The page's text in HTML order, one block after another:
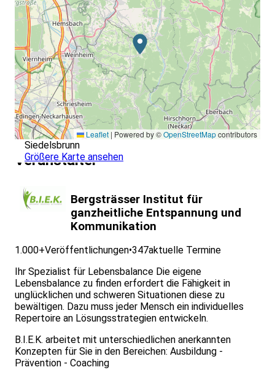
Voraussetzungen:
Körperliche Grundfitness ( keine erheblichen
Einschränkungen des Bewegungsapperats)
Lust darauf, an sich zu arbeiten und sich
weiterzuentwickeln
Offen für neue Erfahrungen
Gern mit unterschiedlichen Menschen Erfahrungen
austauschen
Leaflet | Powered by ©OpenStreetMapcontributors
Siedelsbrunn
Größere Karte ansehen
Veranstalter
Bergsträsser Institut für
ganzheitliche Entspannung und
Kommunikation
1.000+Veröffentlichungen•347aktuelle Termine
Ihr Spezialist für Lebensbalance Die eigene
Lebensbalance zu finden erfordert die Fähigkeit in
unglücklichen und schweren Situationen diese zu
bewältigen. Dazu muss jeder Mensch ein individuelles
Repertoire an Lösungsstrategien entwickeln.
B.I.E.K. arbeitet mit unterschiedlichen anerkannten
Konzepten für Sie in den Bereichen: Ausbildung -
Prävention - Coaching